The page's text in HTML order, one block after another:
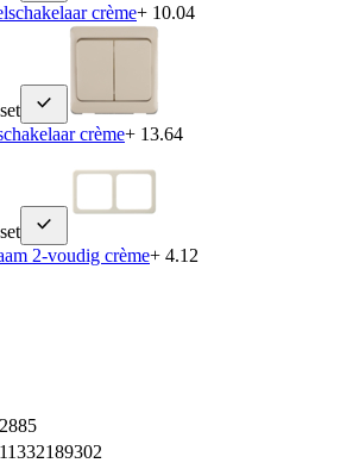
crème+ 10.04
crème+ 13.64
2-voudig crème+ 4.12